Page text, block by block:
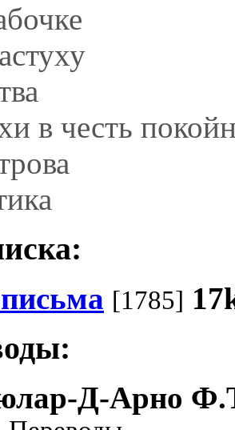
в честь
[1785]
Д-Арно